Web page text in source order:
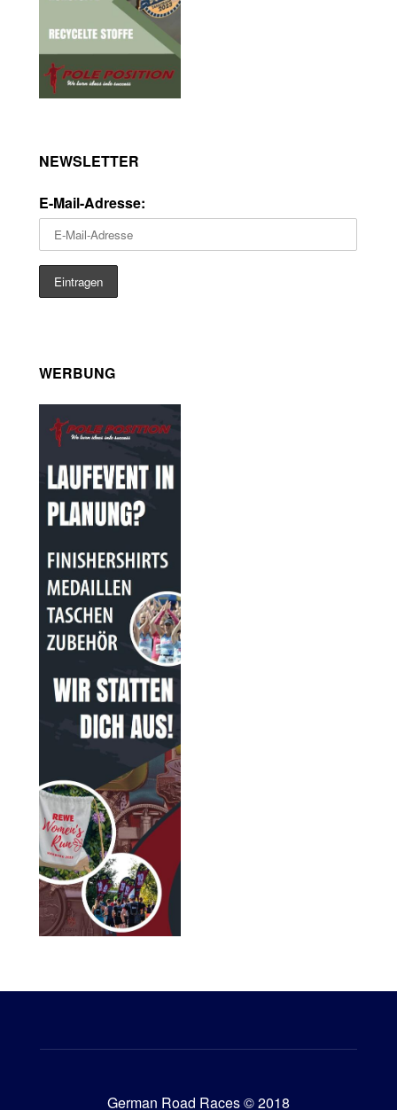
NEWSLETTER
E-Mail-Adresse:
WERBUNG
German Road Races © 2018